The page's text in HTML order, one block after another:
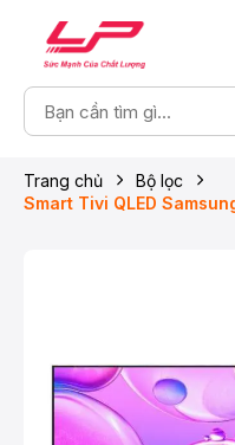
Trang chủ
Bộ lọc
Smart Tivi QLED